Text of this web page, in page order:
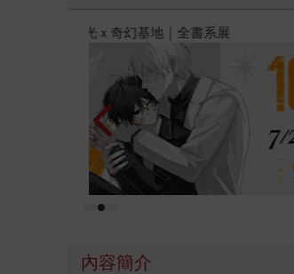
金石堂2026海外優惠：電子書
內容簡介